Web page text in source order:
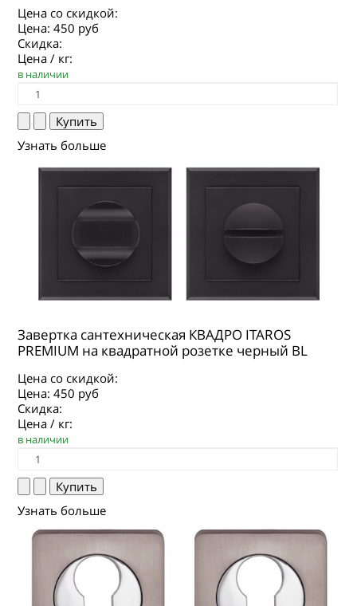
Цена со скидкой:
Цена:450 руб
Скидка:
Цена / кг:
в наличии
Узнать больше
Завертка сантехническая КВАДРО ITAROS
PREMIUM на квадратной розетке черный BL
Цена со скидкой:
Цена:450 руб
Скидка:
Цена / кг:
в наличии
Узнать больше